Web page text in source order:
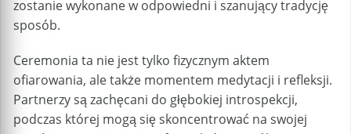
zostanie wykonane w odpowiedni i szanujący tradycję
sposób.
Ceremonia ta nie jest tylko fizycznym aktem
ofiarowania, ale także momentem medytacji i refleksji.
Partnerzy są zachęcani do głębokiej introspekcji,
podczas której mogą się skoncentrować na swojej